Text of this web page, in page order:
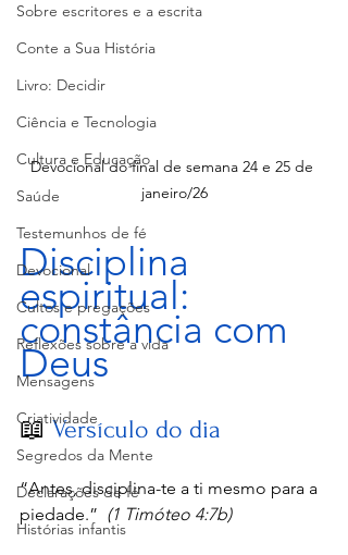
Sobre escritores e a escrita
Conte a Sua História
Livro: Decidir
Ciência e Tecnologia
Cultura e Educação
Saúde
Testemunhos de fé
Devocional
Cultos e pregações
Reflexões sobre a vida
Mensagens
Criatividade
Segredos da Mente
Declarações de fé
Histórias infantis
Devocional do final de semana 24 e 25 de
janeiro/26
Disciplina
espiritual:
constância com
Deus
📖 Versículo do dia
“Antes, disciplina-te a ti mesmo para a
piedade.” (1 Timóteo 4:7b)